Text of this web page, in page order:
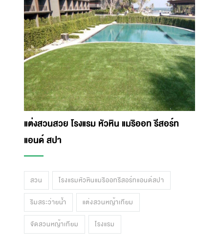
แต่งสวนสวย โรงแรม หัวหิน แมริออท รีสอร์ท
แอนด์ สปา
สวน โรงแรมหัวหินแมริออทรีสอร์ทแอนด์สปา
ริมสระว่ายน้ำ แต่งสวนหญ้าเทียม
จัดสวนหญ้าเทียม โรงแรม